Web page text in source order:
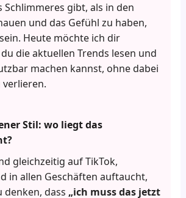
Schlimmeres gibt, als in den
und das Gefühl zu haben,
Heute möchte ich dir
die aktuellen Trends lesen und
machen kannst, ohne dabei
verlieren.
Stil: wo liegt das
gleichzeitig auf TikTok,
in allen Geschäften auftaucht,
denken, dass „ich muss das jetzt